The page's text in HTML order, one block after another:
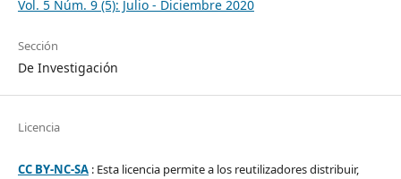
Vol. 5 Núm. 9 (5): Julio - Diciembre 2020
Sección
De Investigación
Licencia
CC BY-NC-SA: Esta licencia permite a los reutilizadores distribuir,